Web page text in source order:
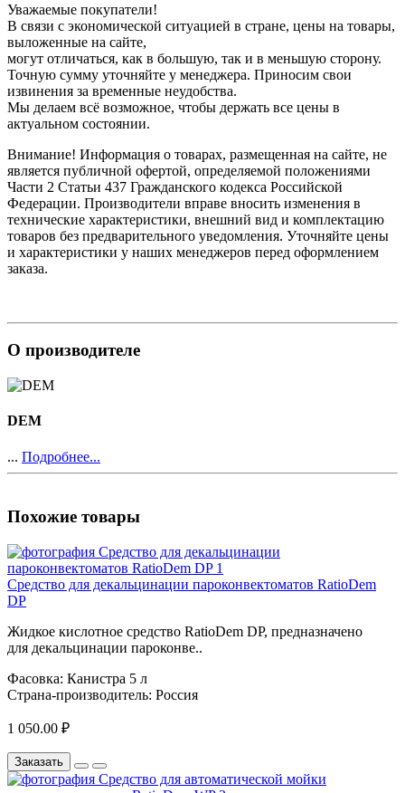
Уважаемые покупатели!
В связи с экономической ситуацией в стране, цены на товары,
выложенные на сайте,
могут отличаться, как в большую, так и в меньшую сторону.
Точную сумму уточняйте у менеджера. Приносим свои
извинения за временные неудобства.
Мы делаем всё возможное, чтобы держать все цены в
актуальном состоянии.
Внимание! Информация о товарах, размещенная на сайте, не
является публичной офертой, определяемой положениями
Части 2 Статьи 437 Гражданского кодекса Российской
Федерации. Производители вправе вносить изменения в
технические характеристики, внешний вид и комплектацию
товаров без предварительного уведомления. Уточняйте цены
и характеристики у наших менеджеров перед оформлением
заказа.
О производителе
DEM
... Подробнее...
Похожие товары
Средство для декальцинации пароконвектоматов RatioDem
DP
Жидкое кислотное средство RatioDem DP, предназначено
для декальцинации пароконве..
Фасовка: Канистра 5 л
Страна-производитель: Россия
1 050.00 ₽
Заказать